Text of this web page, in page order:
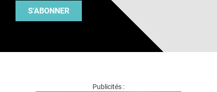
S'ABONNER
Publicités :